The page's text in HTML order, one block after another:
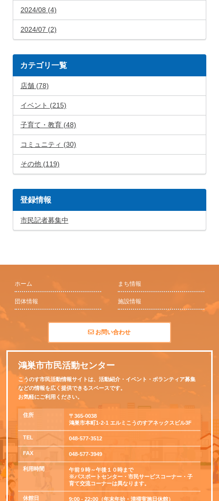
2024/08 (4)
2024/07 (2)
カテゴリ一覧
店舗 (78)
イベント (215)
子育て・教育 (48)
コミュニティ (30)
その他 (119)
登録情報
市民記者募集中
ホーム まち情報
団体情報 施設情報
お問い合わせ
鴻巣市市民活動センター
こうのす市民活動情報サイトは、活動紹介・イベント・ボランティア募集
などの情報を広く提供できるスペースです。
お気軽にご利用ください。
住所
〒365-0038
鴻巣市本町1-2-1 エルミこうのすアネックスビル3F
TEL 048-577-3512
FAX 048-577-3949
利用時間
午前９時～午後１０時まで
※パスポートセンター・市民サービスコーナー・子
育て交流コーナーは異なります。
休館日 9:00 - 22:00（年末年始・清掃実施日休館）